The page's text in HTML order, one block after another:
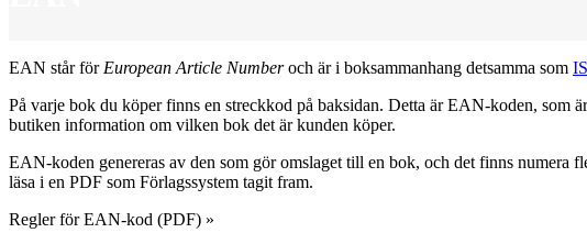
EAN står förEuropean Article Numberoch är i boksammanhang detsamma som
På varje bok du köper finns en streckkod på baksidan. Detta är EAN-koden, som
butiken information om vilken bok det är kunden köper.
EAN-koden genereras av den som gör omslaget till en bok, och det finns numera
läsa i en PDF som Förlagssystem tagit fram.
Regler för EAN-kod (PDF) »